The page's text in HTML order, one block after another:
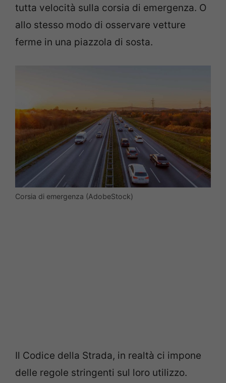
tutta velocità sulla corsia di emergenza. O
allo stesso modo di osservare vetture
ferme in una piazzola di sosta.
Corsia di emergenza (AdobeStock)
Il Codice della Strada, in realtà ci impone
delle regole stringenti sul loro utilizzo.